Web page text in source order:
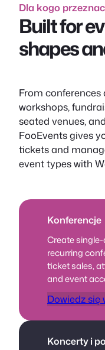
Dla kogo
Built for
shapes
From
workshops,
seated venues,
FooEvents gives
tickets and
event types with
Konferencje
Create
recurring
ticket sales,
and event
Dowiedz się
Koncerty i